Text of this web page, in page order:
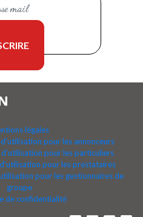
légales
pour les annonceurs
pour les particuliers
pour les prestataires
pour les gestionnaires de
groupe
de confidentialité